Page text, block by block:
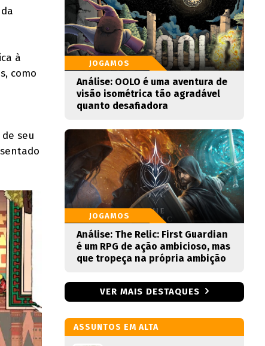
à
como
seu
JOGAMOS
Análise: OOLO é uma aventura de
visão isométrica tão agradável
quanto desafiadora
JOGAMOS
Análise: The Relic: First Guardian
é um RPG de ação ambicioso, mas
que tropeça na própria ambição
VER MAIS DESTAQUES
ASSUNTOS EM ALTA